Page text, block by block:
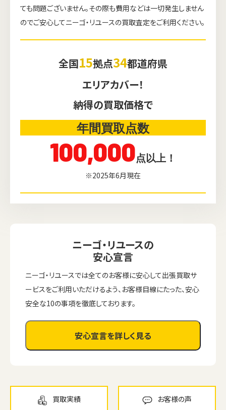
ても問題ございません。その際も費用などは一切発生しません
のでご安心してニーゴ・リユースの買取査定をご利用ください。
全国15拠点34都道府県
エリアカバー！
納得の買取価格で
年間買取点数
100,000点以上！
※2025年6月現在
ニーゴ・リユースの
安心宣言
ニーゴ・リユースでは全てのお客様に安心して出張買取サ
ービスをご利用いただけるよう、お客様目線にたった、安心
安全な10の事項を徹底しております。
安心宣言を詳しく見る
買取実績 お客様の声